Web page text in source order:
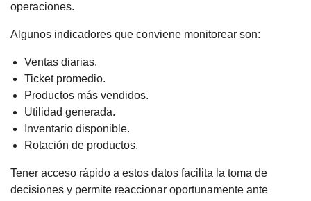
operaciones.
Algunos indicadores que conviene monitorear son:
Ventas diarias.
Ticket promedio.
Productos más vendidos.
Utilidad generada.
Inventario disponible.
Rotación de productos.
Tener acceso rápido a estos datos facilita la toma de
decisiones y permite reaccionar oportunamente ante